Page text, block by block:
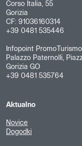
Corso Italia, 55
Gorizia
CF: 91036160314
+39 0481 535446
Infopoint
Palazzo Paternolli,
Gorizia GO
+39 0481 535764
Aktualno
Novice
Dogodki